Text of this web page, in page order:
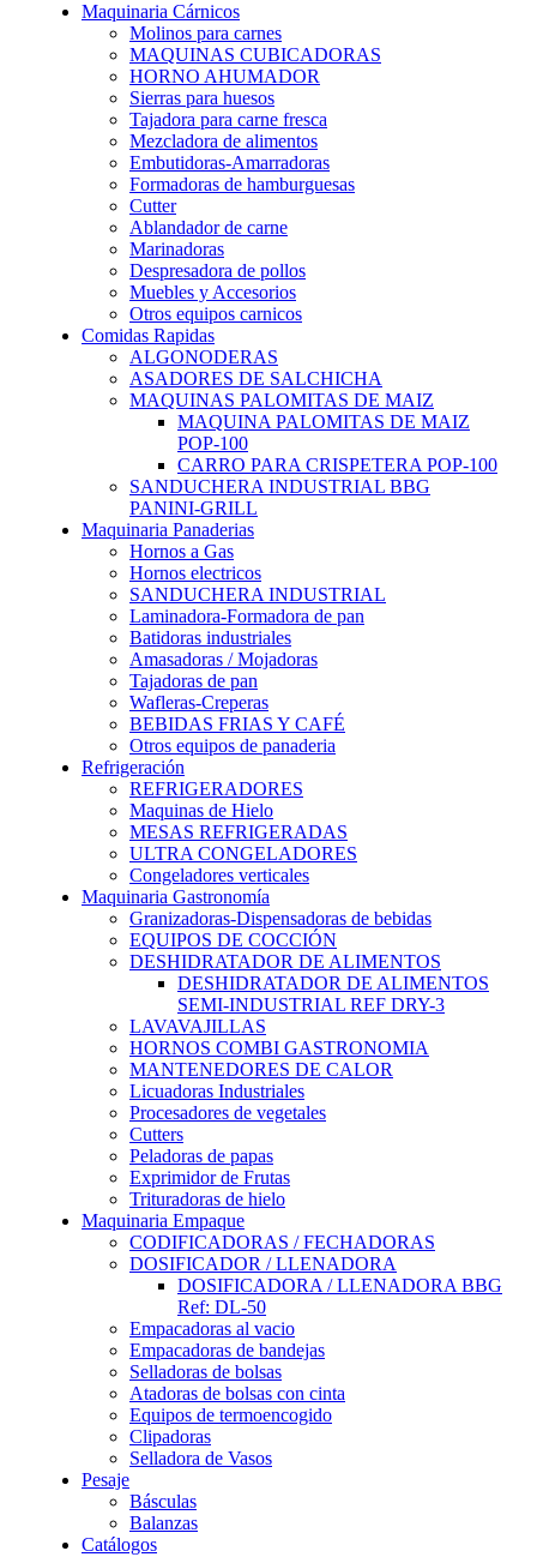
Maquinaria Cárnicos
Molinos para carnes
MAQUINAS CUBICADORAS
HORNO AHUMADOR
Sierras para huesos
Tajadora para carne fresca
Mezcladora de alimentos
Embutidoras-Amarradoras
Formadoras de hamburguesas
Cutter
Ablandador de carne
Marinadoras
Despresadora de pollos
Muebles y Accesorios
Otros equipos carnicos
Comidas Rapidas
ALGONODERAS
ASADORES DE SALCHICHA
MAQUINAS PALOMITAS DE MAIZ
MAQUINA PALOMITAS DE MAIZ
POP-100
CARRO PARA CRISPETERA POP-100
SANDUCHERA INDUSTRIAL BBG
PANINI-GRILL
Maquinaria Panaderias
Hornos a Gas
Hornos electricos
SANDUCHERA INDUSTRIAL
Laminadora-Formadora de pan
Batidoras industriales
Amasadoras / Mojadoras
Tajadoras de pan
Wafleras-Creperas
BEBIDAS FRIAS Y CAFÉ
Otros equipos de panaderia
Refrigeración
REFRIGERADORES
Maquinas de Hielo
MESAS REFRIGERADAS
ULTRA CONGELADORES
Congeladores verticales
Maquinaria Gastronomía
Granizadoras-Dispensadoras de bebidas
EQUIPOS DE COCCIÓN
DESHIDRATADOR DE ALIMENTOS
DESHIDRATADOR DE ALIMENTOS
SEMI-INDUSTRIAL REF DRY-3
LAVAVAJILLAS
HORNOS COMBI GASTRONOMIA
MANTENEDORES DE CALOR
Licuadoras Industriales
Procesadores de vegetales
Cutters
Peladoras de papas
Exprimidor de Frutas
Trituradoras de hielo
Maquinaria Empaque
CODIFICADORAS / FECHADORAS
DOSIFICADOR / LLENADORA
DOSIFICADORA / LLENADORA BBG
Ref: DL-50
Empacadoras al vacio
Empacadoras de bandejas
Selladoras de bolsas
Atadoras de bolsas con cinta
Equipos de termoencogido
Clipadoras
Selladora de Vasos
Pesaje
Básculas
Balanzas
Catálogos